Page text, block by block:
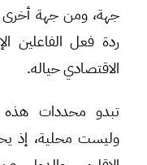
جهة، ومن جهة أخرى
ردة فعل الفاعلين
الاقتصادي حياله.
تبدو محددات هذه
وليست محلية، إذ